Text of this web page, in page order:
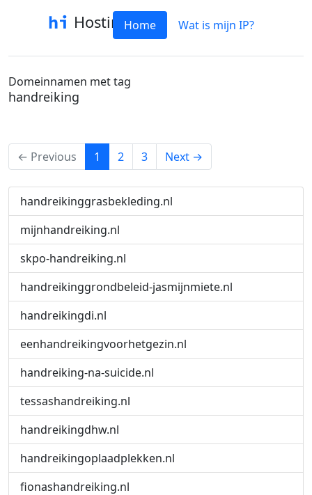
HostinfoHome Wat is mijn IP?
Domeinnamen met tag
handreiking
← Previous 1 (current)
2 3 Next →
handreikinggrasbekleding.nl
mijnhandreiking.nl
skpo-handreiking.nl
handreikinggrondbeleid-jasmijnmiete.nl
handreikingdi.nl
eenhandreikingvoorhetgezin.nl
handreiking-na-suicide.nl
tessashandreiking.nl
handreikingdhw.nl
handreikingoplaadplekken.nl
fionashandreiking.nl